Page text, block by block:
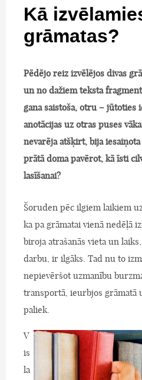
Kā
grāmatas?
Pēdējo reiz izvēlējos divas
un no dažiem teksta
gana saistoša, otru – jūtoties
anotācijas uz otras puses
nevarēja atšķirt, bija
prātā doma pavērot, kā īsti
lasīšanai?
Šoruden pēc ilgiem laikiem
ka pa grāmatai vienā nedēļā
biroja atrašanās vieta un
darbu, ir ilgāks. Tad nu to
nepievēršot uzmanību
transportā, ieurbjos grāmatā
paliek.
V
is
la